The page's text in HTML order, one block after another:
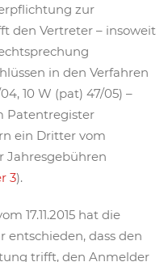
zur
den Vertreter – insoweit
in den Verfahren
10 W (pat) 47/05) –
Patentregister
ein Dritter vom
Jahresgebühren
3).
17.11.2015 hat die
dass den
trifft, den Anmelder